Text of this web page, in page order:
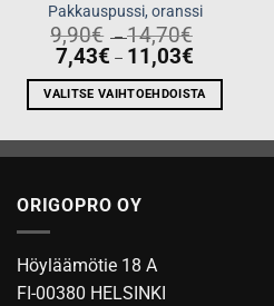
Pakkauspussi, oranssi
9,90€ –14,70€
14,70€
7,43€ – 11,03€
7,43€
through
11,03€
VALITSE VAIHTOEHDOISTA
tuotteella
muunnelma.
tehdä
valinnat
ORIGOPRO OY
Höyläämötie 18 A
FI-00380 HELSINKI